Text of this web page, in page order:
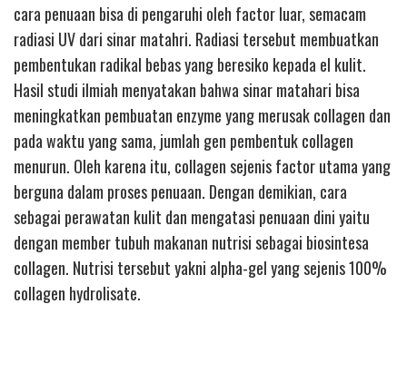
cara penuaan bisa di pengaruhi oleh factor luar, semacam
radiasi UV dari sinar matahri. Radiasi tersebut membuatkan
pembentukan radikal bebas yang beresiko kepada el kulit.
Hasil studi ilmiah menyatakan bahwa sinar matahari bisa
meningkatkan pembuatan enzyme yang merusak collagen dan
pada waktu yang sama, jumlah gen pembentuk collagen
menurun. Oleh karena itu, collagen sejenis factor utama yang
berguna dalam proses penuaan. Dengan demikian, cara
sebagai perawatan kulit dan mengatasi penuaan dini yaitu
dengan member tubuh makanan nutrisi sebagai biosintesa
collagen. Nutrisi tersebut yakni alpha-gel yang sejenis 100%
collagen hydrolisate.